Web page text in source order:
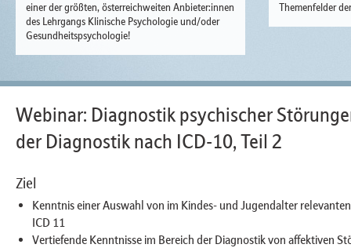
einer der größten, österreichweiten Anbieter:innen
des Lehrgangs Klinische Psychologie und/oder
Gesundheitspsychologie!
Themenfelder
Webinar: Diagnostik psychischer
der Diagnostik nach ICD-10, Teil 2
Ziel
Kenntnis einer Auswahl von im Kindes- und Jugendalter
ICD 11
Vertiefende Kenntnisse im Bereich der Diagnostik von affektiven